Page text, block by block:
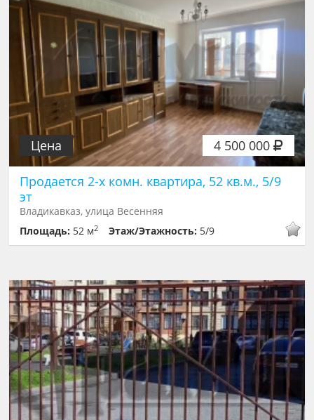
4 500 000
Цена
Продается 2-х комн. квартира, 52 кв.м., 5/9
эт
Владикавказ, улица Весенняя
Площадь: 52 м2 Этаж/Этажность: 5/9